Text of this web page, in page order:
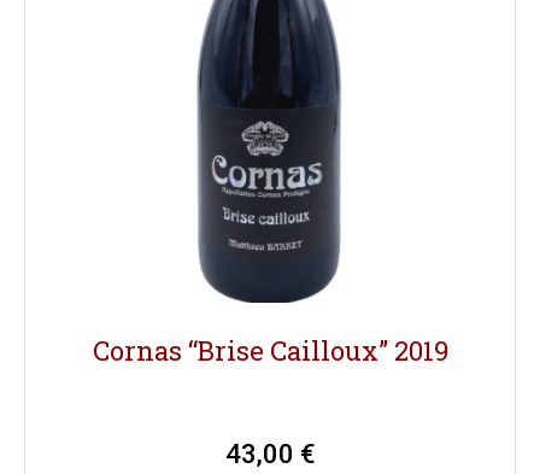
Cornas “Brise Cailloux” 2019
43,00 €